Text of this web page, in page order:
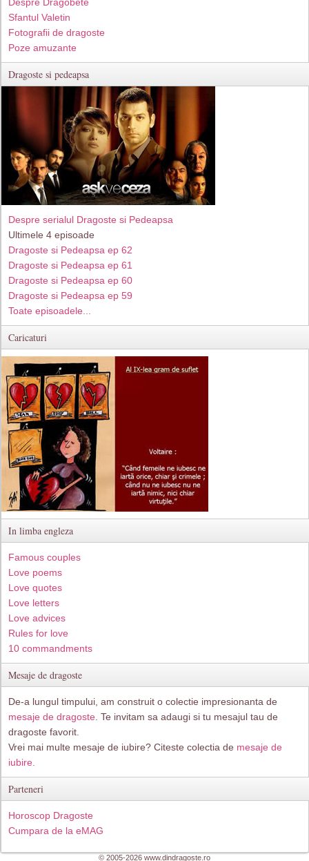
Sfantul Valetin
Fotografii de dragoste
Poze amuzante
Dragoste si pedeapsa
Despre serialul Dragoste si Pedeapsa
Ultimele 4 episoade
Dragoste si Pedeapsa ep 62
Dragoste si Pedeapsa ep 61
Dragoste si Pedeapsa ep 60
Dragoste si Pedeapsa ep 59
Toate episoadele...
Caricaturi
In limba engleza
Famous couples
Love poems
Love quotes
Love letters
Love advices
Rules for love
10 commandments
Mesaje de dragoste
De-a lungul timpului, am construit o colectie impresionanta de
mesaje de dragoste . Te invitam sa adaugi si tu mesajul tau de
dragoste favorit.
Vrei mai multe mesaje de iubire? Citeste colectia de mesaje de
iubire.
Parteneri
Horoscop Dragoste
Cumpara de la eMAG
© 2005-2026 www.dindragoste.ro